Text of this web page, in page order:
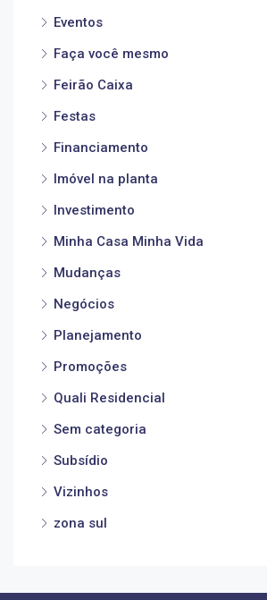
Eventos
Faça você mesmo
Feirão Caixa
Festas
Financiamento
Imóvel na planta
Investimento
Minha Casa Minha Vida
Mudanças
Negócios
Planejamento
Promoções
Quali Residencial
Sem categoria
Subsídio
Vizinhos
zona sul